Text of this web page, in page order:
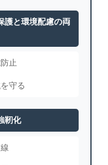
護と環境配慮の両
止
守る
靭化